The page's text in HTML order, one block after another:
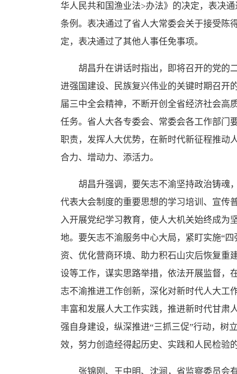
华人民共和国渔业法>办法》的决定，表决
条例。表决通过了省人大常委会关于接受陈
定，表决通过了其他人事任免事项。
胡昌升在讲话时指出，即将召开的党的
进强国建设、民族复兴伟业的关键时期召开
届三中全会精神，不断开创全省经济社会高
任务。省人大各专委会、常委会各工作部门
职责，发挥人大优势，在新时代新征程推动
合力、增动力、添活力。
胡昌升强调，要矢志不渝坚持政治铸魂
代表大会制度的重要思想的学习培训、宣传
入开展党纪学习教育，使人大机关始终成为
地。要矢志不渝服务中心大局，紧盯实施“
资、优化营商环境、助力积石山灾后恢复重
设等工作，谋实思路举措，依法开展监督，
志不渝推进工作创新，深化对新时代人大工
丰富和发展人大工作实践，推进新时代甘肃
强自身建设，纵深推进“三抓三促”行动，树
效，努力创造经得起历史、实践和人民检验的
张锦刚、王中明、沈涧，省监察委员会